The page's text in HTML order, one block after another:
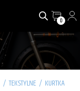
0
/ TEKSTYLNE / KURTKA